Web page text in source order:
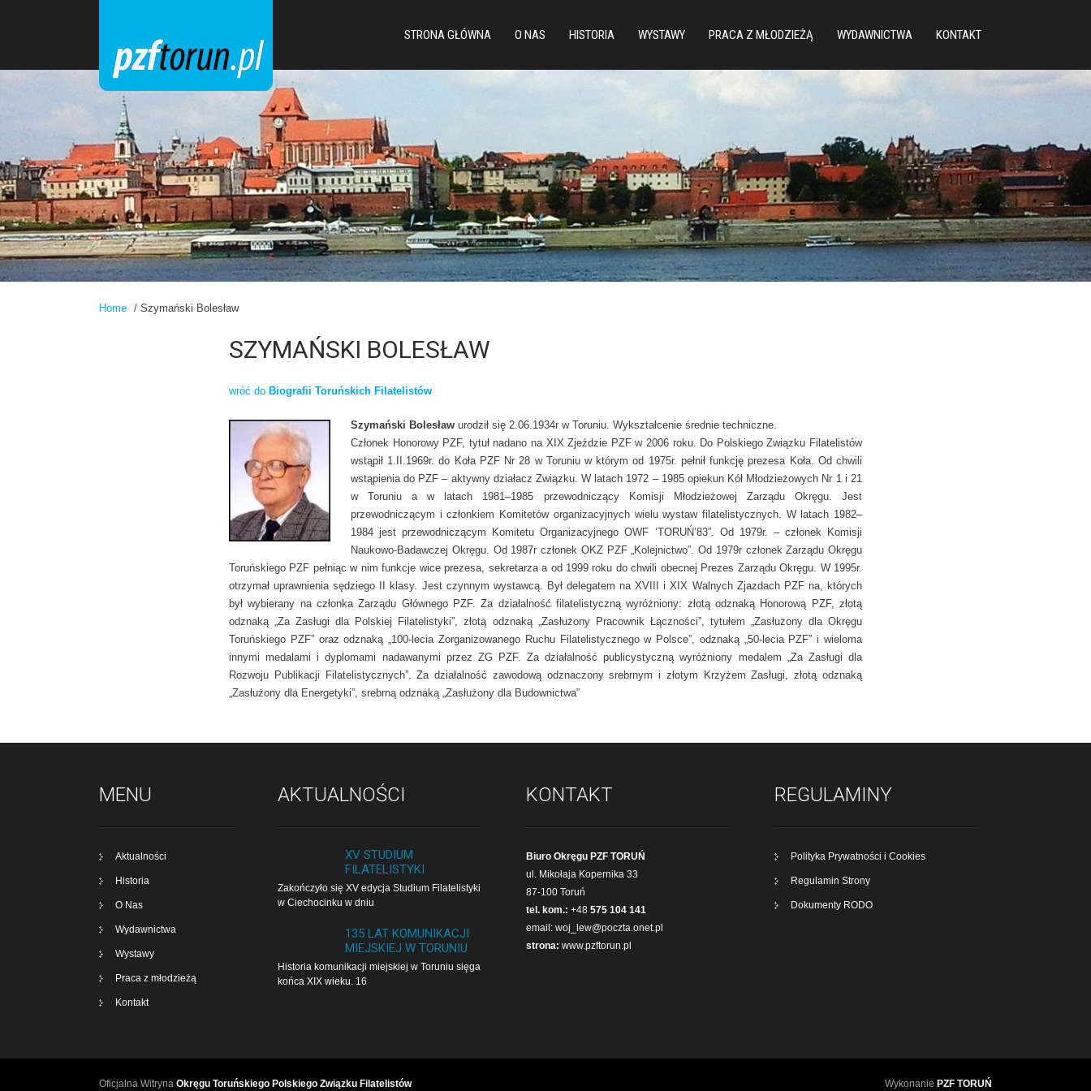
STRONA GŁÓWNA O NAS HISTORIA WYSTAWY PRACA Z MŁODZIEŻĄ WYDAWNICTWA KONTAKT
Home / Szymański Bolesław
SZYMAŃSKI BOLESŁAW
wróć do Biografii Toruńskich Filatelistów
Szymański Bolesław urodził się 2.06.1934r w Toruniu. Wykształcenie średnie techniczne.
Członek Honorowy PZF, tytuł nadano na XIX Zjeździe PZF w 2006 roku. Do Polskiego Związku Filatelistów
wstąpił 1.II.1969r. do Koła PZF Nr 28 w Toruniu w którym od 1975r. pełnił funkcję prezesa Koła. Od chwili
wstąpienia do PZF – aktywny działacz Związku. W latach 1972 – 1985 opiekun Kół Młodzieżowych Nr 1 i 21
w Toruniu a w latach 1981–1985 przewodniczący Komisji Młodzieżowej Zarządu Okręgu. Jest
przewodniczącym i członkiem Komitetów organizacyjnych wielu wystaw filatelistycznych. W latach 1982–
1984 jest przewodniczącym Komitetu Organizacyjnego OWF ‘TORUŃ’83”. Od 1979r. – członek Komisji
Naukowo-Badawczej Okręgu. Od 1987r członek OKZ PZF „Kolejnictwo”. Od 1979r członek Zarządu Okręgu
Toruńskiego PZF pełniąc w nim funkcje wice prezesa, sekretarza a od 1999 roku do chwili obecnej Prezes Zarządu Okręgu. W 1995r.
otrzymał uprawnienia sędziego II klasy. Jest czynnym wystawcą. Był delegatem na XVIII i XIX Walnych Zjazdach PZF na, których
był wybierany na członka Zarządu Głównego PZF. Za działalność filatelistyczną wyróżniony: złotą odznaką Honorową PZF, złotą
odznaką „Za Zasługi dla Polskiej Filatelistyki”, złotą odznaką „Zasłużony Pracownik Łączności”, tytułem „Zasłużony dla Okręgu
Toruńskiego PZF” oraz odznaką „100-lecia Zorganizowanego Ruchu Filatelistycznego w Polsce”, odznaką „50-lecia PZF” i wieloma
innymi medalami i dyplomami nadawanymi przez ZG PZF. Za działalność publicystyczną wyróżniony medalem „Za Zasługi dla
Rozwoju Publikacji Filatelistycznych”. Za działalność zawodową odznaczony srebrnym i złotym Krzyżem Zasługi, złotą odznaką
„Zasłużony dla Energetyki”, srebrną odznaką „Zasłużony dla Budownictwa”
MENU
Aktualności
Historia
O Nas
Wydawnictwa
Wystawy
Praca z młodzieżą
Kontakt
AKTUALNOŚCI
XV STUDIUM
FILATELISTYKI
Zakończyło się XV edycja Studium Filatelistyki
w Cie­cho­cin­ku w dniu
135 LAT KOMUNIKACJI
MIEJSKIEJ W TORUNIU
Historia komunikacji miejskiej w Toruniu sięga
końca XIX wieku. 16
KONTAKT
Biuro Okręgu PZF TORUŃ
ul. Mikołaja Kopernika 33
87-100 Toruń
tel. kom.: +48 575 104 141
email: woj_lew@poczta.onet.pl
strona: www.pzftorun.pl
REGULAMINY
Polityka Prywatności i Cookies
Regulamin Strony
Dokumenty RODO
Oficjalna Witryna Okręgu Toruńskiego Polskiego Związku Filatelistów Wykonanie PZF TORUŃ